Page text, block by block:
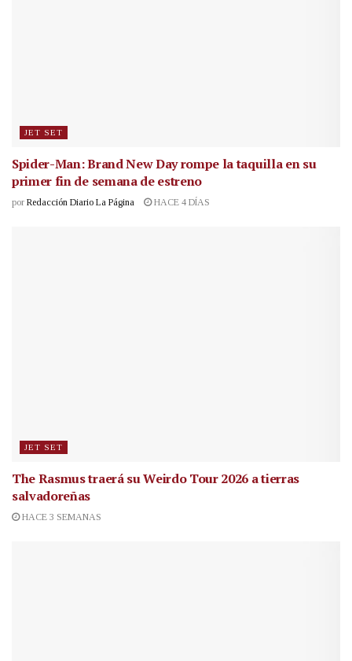
JET SET
Spider-Man: Brand New Day rompe la taquilla en su
primer fin de semana de estreno
por Redacción Diario La Página HACE 4 DÍAS
JET SET
The Rasmus traerá su Weirdo Tour 2026 a tierras
salvadoreñas
HACE 3 SEMANAS